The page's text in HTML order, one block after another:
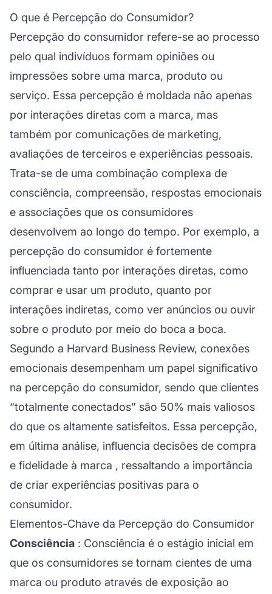
O que é Percepção do Consumidor?
Percepção do consumidor refere-se ao processo
pelo qual indivíduos formam opiniões ou
impressões sobre uma marca, produto ou
serviço. Essa percepção é moldada não apenas
por interações diretas com a marca, mas
também por comunicações de marketing,
avaliações de terceiros e experiências pessoais.
Trata-se de uma combinação complexa de
consciência, compreensão, respostas emocionais
e associações que os consumidores
desenvolvem ao longo do tempo. Por exemplo, a
percepção do consumidor é fortemente
influenciada tanto por interações diretas, como
comprar e usar um produto, quanto por
interações indiretas, como ver anúncios ou ouvir
sobre o produto por meio do boca a boca.
Segundo a Harvard Business Review, conexões
emocionais desempenham um papel significativo
na percepção do consumidor, sendo que clientes
“totalmente conectados” são 50% mais valiosos
do que os altamente satisfeitos. Essa percepção,
em última análise, influencia decisões de compra
e fidelidade à marca , ressaltando a importância
de criar experiências positivas para o
consumidor.
Elementos-Chave da Percepção do Consumidor
Consciência : Consciência é o estágio inicial em
que os consumidores se tornam cientes de uma
marca ou produto através de exposição ao